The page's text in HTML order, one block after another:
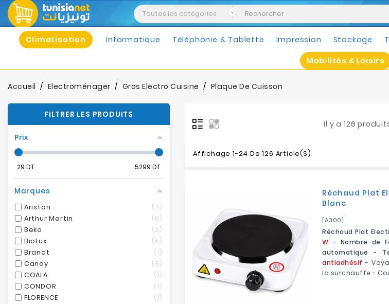
Climatisation Informatique Téléphonie & Tablette Impression Stockage
Mobilités & Loisirs
Accueil Electroménager Gros Electro Cuisine Plaque De Cuisson
FILTRER LES PRODUITS
Prix
29 DT 5299 DT
Marques
Ariston
7
Arthur Martin
6
Beko
3
BioLux
5
Brandt
1
Candy
5
COALA
1
CONDOR
1
FLORENCE
1
Il y a 126
Affichage 1-24 De 126 Article(s)
Réchaud Plat
Blanc
[A300]
Réchaud Plat
W - Nombre de
automatique -
antiadhésif -
la surchauffe -